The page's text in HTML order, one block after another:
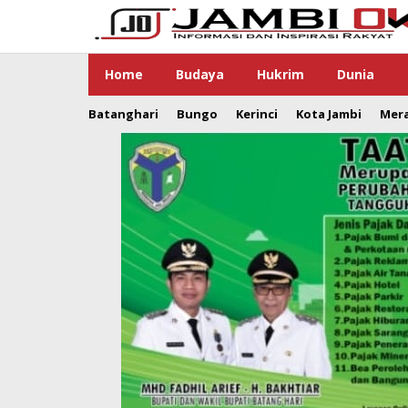
Home Budaya Hukrim Dunia
Batanghari Bungo Kerinci Kota Jambi